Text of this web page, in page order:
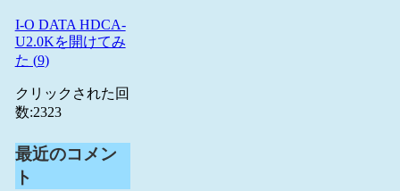
I-O DATA HDCA-
U2.0Kを開けてみ
た (9)
クリックされた回
数:2323
最近のコメン
ト